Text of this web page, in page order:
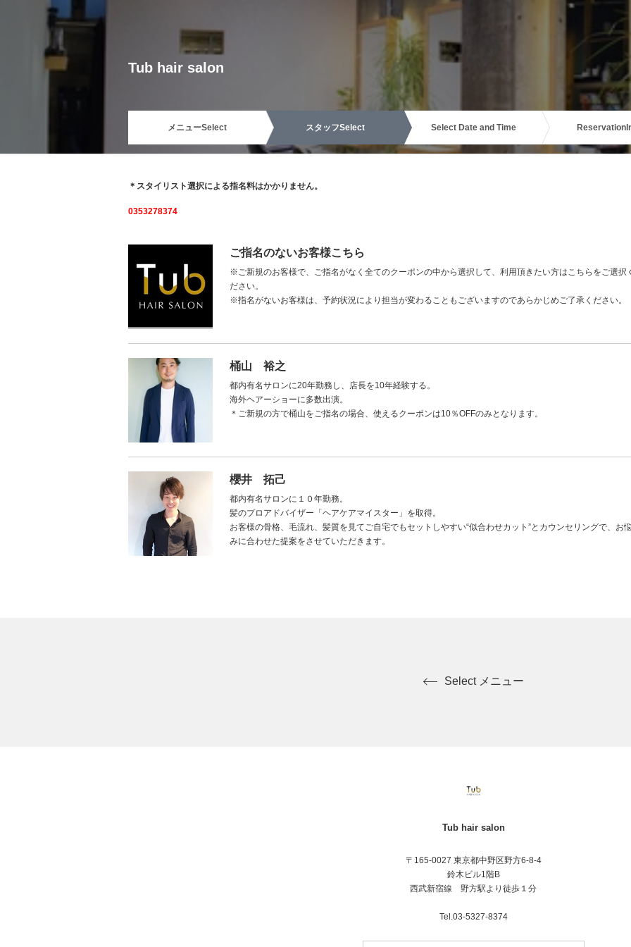
Tub hair salon
メニューSelect スタッフSelect Select Date and Time Reservation
＊スタイリスト選択による指名料はかかりません。
0353278374
ご指名のないお客様こちら
※ご新規のお客様で、ご指名がなく全てのクーポンの中から選択して、利用頂きたい方はこちらをご選択
ださい。
※指名がないお客様は、予約状況により担当が変わることもございますのであらかじめご了承ください。
桶山 裕之
都内有名サロンに20年勤務し、店長を10年経験する。
海外ヘアーショーに多数出演。
＊ご新規の方で桶山をご指名の場合、使えるクーポンは10％OFFのみとなります。
櫻井 拓己
都内有名サロンに１０年勤務。
髪のプロアドバイザー「ヘアケアマイスター」を取得。
お客様の骨格、毛流れ、髪質を見てご自宅でもセットしやすい“似合わせカット”とカウンセリングで、お
みに合わせた提案をさせていただきます。
Select メニュー
Tub hair salon
〒165-0027 東京都中野区野方6-8-4
鈴木ビル1階B
西武新宿線 野方駅より徒歩１分
Tel.03-5327-8374